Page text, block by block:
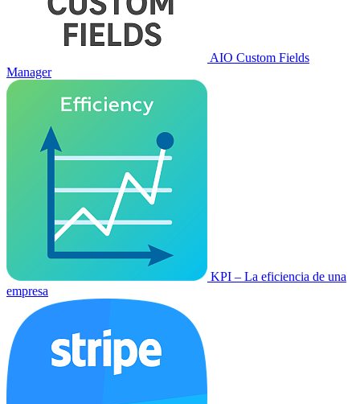
AIO Custom Fields
Manager
KPI – La eficiencia de una
empresa